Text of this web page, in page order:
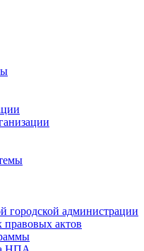
городской администрации
актов